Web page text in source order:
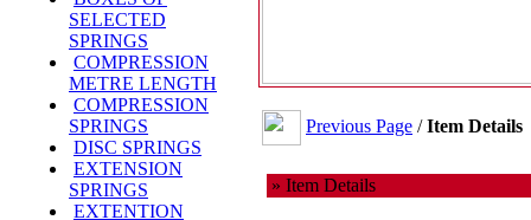
SELECTED
SPRINGS
COMPRESSION
METRE LENGTH
COMPRESSION
SPRINGS
DISC SPRINGS
EXTENSION
SPRINGS
EXTENTION
Previous Page /Item Details
» Item Details